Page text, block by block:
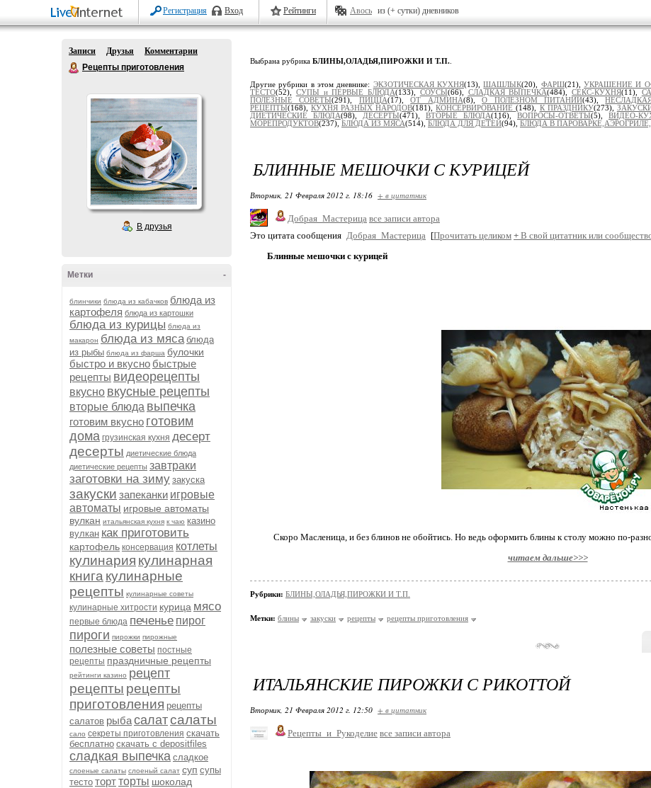
Регистрация Вход Рейтинги Авось из (+ сутки) дневников
Записи Друзья
Комментарии
Рецепты приготовления
В друзья
-
Метки
блинчики блюда из кабачков блюда из
картофеля блюда из картошки
блюда из курицы блюда из
макарон блюда из мяса блюда
из рыбы блюда из фарша булочки
быстро и вкусно быстрые
рецепты видеорецепты
вкусно вкусные рецепты
вторые блюда выпечка
готовим вкусно готовим
дома грузинская кухня десерт
десерты диетические блюда
диетические рецепты завтраки
заготовки на зиму закуска
закуски запеканки игровые
автоматы игровые автоматы
вулкан итальянская кухня к чаю казино
вулкан как приготовить
картофель консервация котлеты
кулинария кулинарная
книга кулинарные
рецепты кулинарные советы
кулинарные хитрости курица мясо
первые блюда печенье пирог
пироги пирожки пирожные
полезные советы постные
рецепты праздничные рецепты
рейтинги казино рецепт
рецепты рецепты
приготовления рецепты
салатов рыбасалатсалаты
сало секреты приготовления скачать
бесплатно скачать с depositfiles
сладкая выпечка сладкое
слоеные салаты слоеный салат суп супы
тесто тортторты шоколад
Выбрана рубрика БЛИНЫ,ОЛАДЬЯ,ПИРОЖКИ И Т.П.
Другие рубрики в этом дневнике: ЭКЗОТИЧЕСКАЯ КУХНЯ(13),ШАШЛЫК(20), ФАРШ(21),УКРАШЕНИЕ И
ТЕСТО(52), СУПЫ и ПЕРВЫЕ БЛЮДА(133), СОУСЫ(66), СЛАДКАЯ ВЫПЕЧКА(484), СЕКС-КУХНЯ(11),
ПОЛЕЗНЫЕ СОВЕТЫ(291), ПИЦЦА(17),ОТ АДМИНА(8),О ПОЛЕЗНОМ ПИТАНИИ(43),
РЕЦЕПТЫ(168),КУХНЯ РАЗНЫХ НАРОДОВ(181),КОНСЕРВИРОВАНИЕ(148), К ПРАЗДНИКУ(273),
ДИЕТИЧЕСКИЕ БЛЮДА(98), ДЕСЕРТЫ(471), ВТОРЫЕ БЛЮДА(116), ВОПРОСЫ-ОТВЕТЫ(5), ВИДЕО-
МОРЕПРОДУКТОВ(237), БЛЮДА ИЗ МЯСА(514), БЛЮДА ДЛЯ ДЕТЕЙ(94), БЛЮДА В
БЛИННЫЕ МЕШОЧКИ С КУРИЦЕЙ
Вторник, 21 Февраля 2012 г. 18:16 + в цитатник
Добрая_Мастерица все записи автора
Это цитата сообщения Добрая_Мастерица [Прочитать целиком + В свой цитатник или
Блинные мешочки с курицей
Скоро Масленица, и без блинов не обойтись. Но ведь оформить блины к столу можно по-
читаем дальше>>>
Рубрики: БЛИНЫ,ОЛАДЬЯ,ПИРОЖКИ И Т.П.
Метки: блины закуски рецепты рецепты приготовления
ИТАЛЬЯНСКИЕ ПИРОЖКИ С РИКОТТОЙ
Вторник, 21 Февраля 2012 г. 12:50 + в цитатник
Рецепты_и_Рукоделие все записи автора